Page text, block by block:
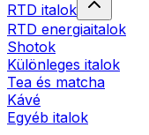
RTD italok
RTD energiaitalok
Shotok
Különleges italok
Tea és matcha
Kávé
Egyéb italok